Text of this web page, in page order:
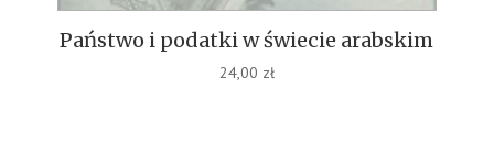
Państwo i podatki w świecie arabskim
24,00 zł